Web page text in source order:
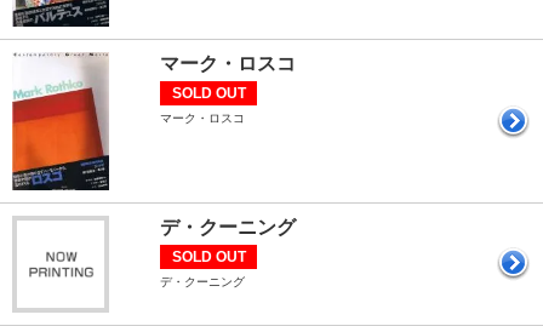
マーク・ロスコ
SOLD OUT
マーク・ロスコ
デ・クーニング
SOLD OUT
デ・クーニング